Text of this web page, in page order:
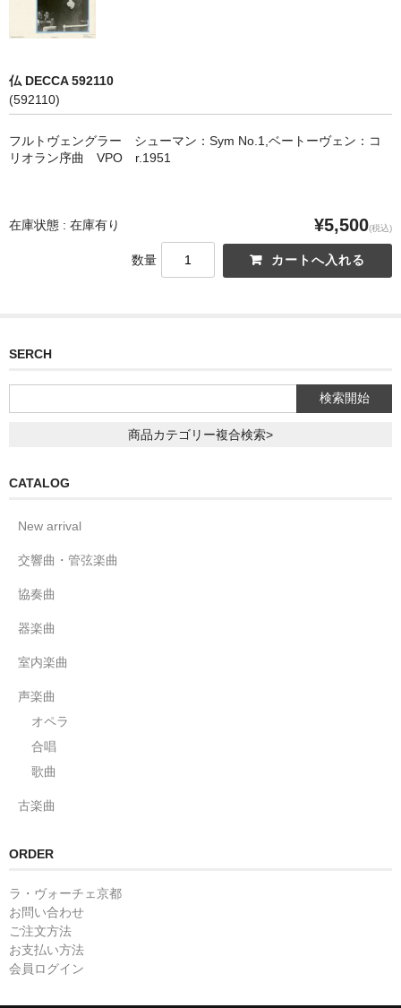
ABOUT
NEWS
CONTACT
仏 DECCA 592110
(592110)
フルトヴェングラー シューマン：Sym No.1,ベートーヴェン：コ
リオラン序曲 VPO r.1951
在庫状態 : 在庫有り ¥5,500(税込)
数量
SERCH
商品カテゴリー複合検索>
CATALOG
New arrival
交響曲・管弦楽曲
協奏曲
器楽曲
室内楽曲
声楽曲
オペラ
合唱
歌曲
古楽曲
ORDER
ラ・ヴォーチェ京都
お問い合わせ
ご注文方法
お支払い方法
会員ログイン